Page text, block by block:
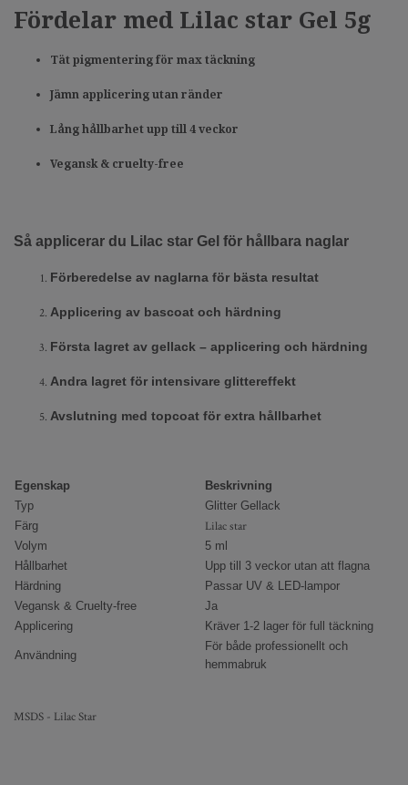
Fördelar med Lilac star Gel 5g
Tät pigmentering för max täckning
Jämn applicering utan ränder
Lång hållbarhet upp till 4 veckor
Vegansk & cruelty-free
Så applicerar du Lilac star Gel för hållbara naglar
Förberedelse av naglarna för bästa resultat
Applicering av bascoat och härdning
Första lagret av gellack – applicering och härdning
Andra lagret för intensivare glittereffekt
Avslutning med topcoat för extra hållbarhet
Egenskap
Beskrivning
Typ
Glitter Gellack
Färg
Lilac star
Volym
5 ml
Hållbarhet
Upp till 3 veckor utan att flagna
Härdning
Passar UV & LED-lampor
Vegansk & Cruelty-free
Ja
Applicering
Kräver 1-2 lager för full täckning
Användning
För både professionellt och
hemmabruk
MSDS - Lilac Star